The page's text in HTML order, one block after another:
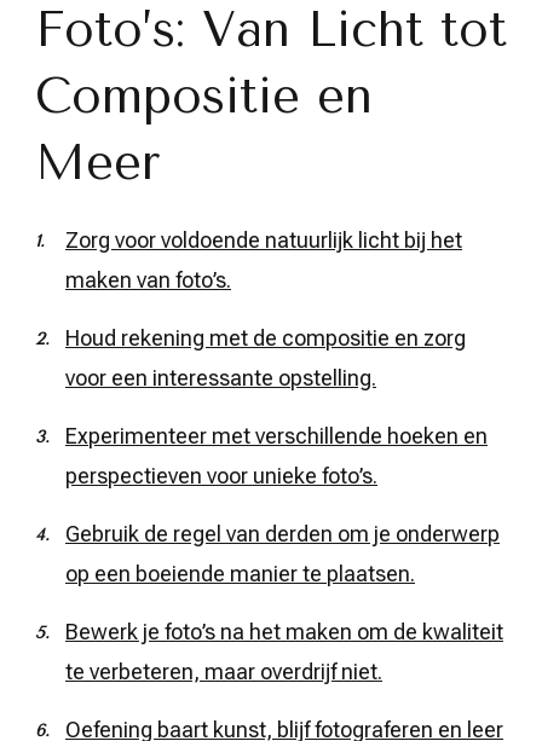
Foto’s: Van Licht tot
Compositie en
Meer
Zorg voor voldoende natuurlijk licht bij het
maken van foto’s.
Houd rekening met de compositie en zorg
voor een interessante opstelling.
Experimenteer met verschillende hoeken en
perspectieven voor unieke foto’s.
Gebruik de regel van derden om je onderwerp
op een boeiende manier te plaatsen.
Bewerk je foto’s na het maken om de kwaliteit
te verbeteren, maar overdrijf niet.
Oefening baart kunst, blijf fotograferen en leer